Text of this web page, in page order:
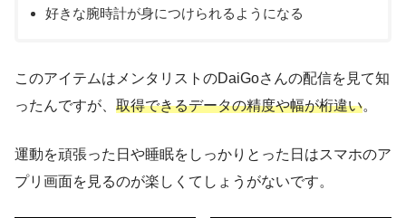
好きな腕時計が身につけられるようになる
このアイテムはメンタリストのDaiGoさんの配信を見て知
ったんですが、 取得できるデータの精度や幅が桁違い。
運動を頑張った日や睡眠をしっかりとった日はスマホのア
プリ画面を見るのが楽しくてしょうがないです。